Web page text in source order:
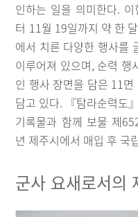
인하는 일을 의미한다.
터 11월 19일까지 약 한
에서 치른 다양한 행사를
이루어져 있으며, 순력 행
인 행사 장면을 담은 11
담고 있다. 『탐라순력도
기록물과 함께 보물 제
년 제주시에서 매입 후 국
군사 요새로서의